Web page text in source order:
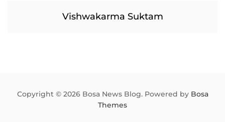
Vishwakarma Suktam
Copyright © 2026 Bosa News Blog. Powered by Bosa
Themes